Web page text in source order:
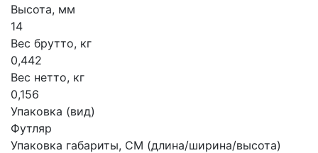
Высота, мм
14
Вес брутто, кг
0,442
Вес нетто, кг
0,156
Упаковка (вид)
Футляр
Упаковка габариты, СМ (длина/ширина/высота)